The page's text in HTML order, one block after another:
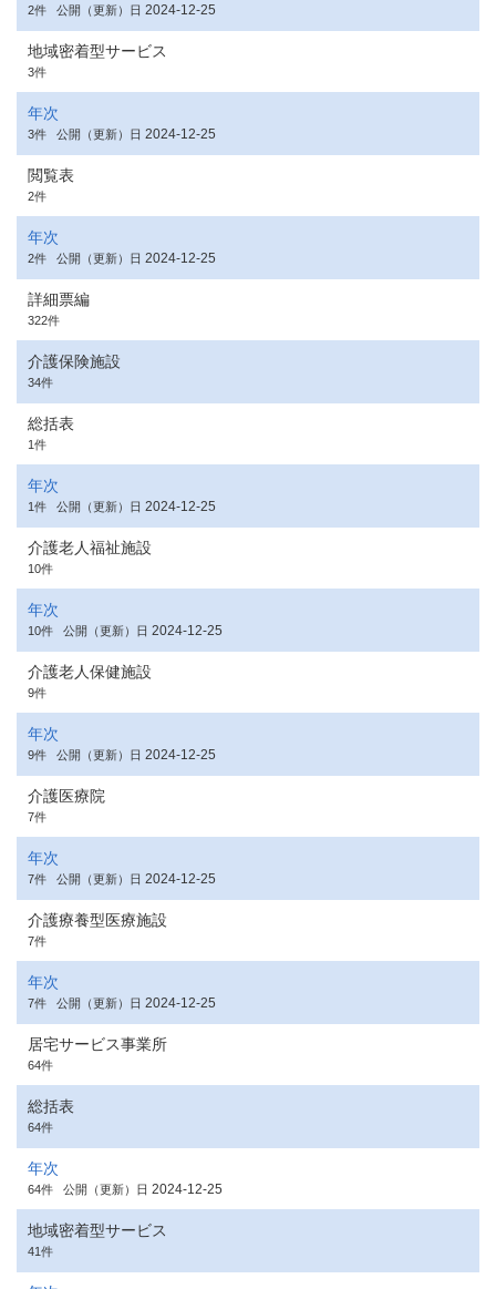
2件 公開（更新）日 2024-12-25
地域密着型サービス
3件
年次
3件 公開（更新）日 2024-12-25
閲覧表
2件
年次
2件 公開（更新）日 2024-12-25
詳細票編
322件
介護保険施設
34件
総括表
1件
年次
1件 公開（更新）日 2024-12-25
介護老人福祉施設
10件
年次
10件 公開（更新）日 2024-12-25
介護老人保健施設
9件
年次
9件 公開（更新）日 2024-12-25
介護医療院
7件
年次
7件 公開（更新）日 2024-12-25
介護療養型医療施設
7件
年次
7件 公開（更新）日 2024-12-25
居宅サービス事業所
64件
総括表
64件
年次
64件 公開（更新）日 2024-12-25
地域密着型サービス
41件